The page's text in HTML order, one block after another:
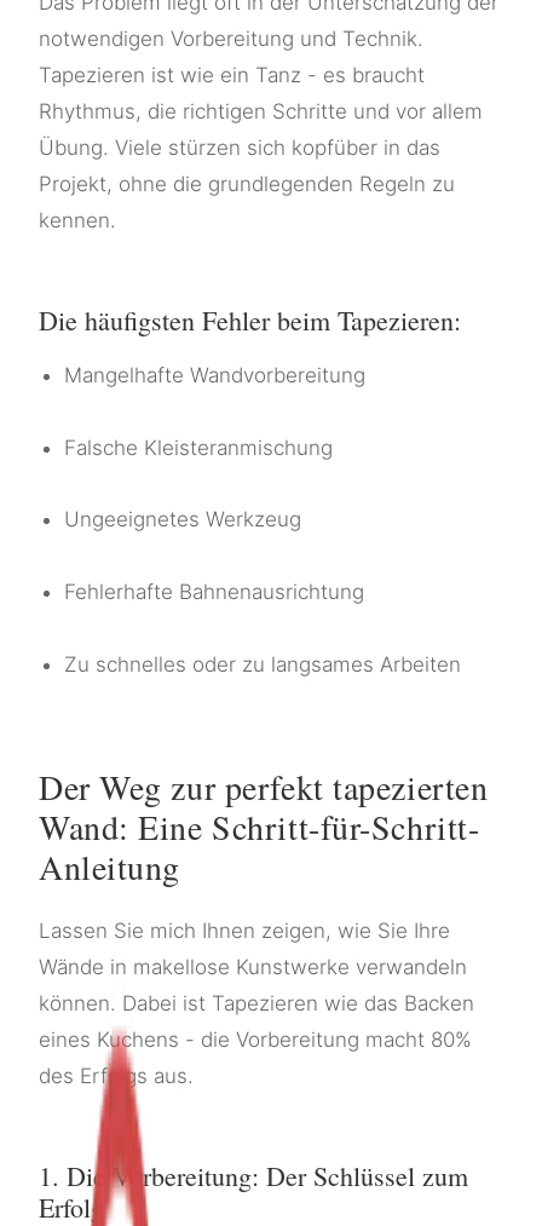
notwendigen Vorbereitung und Technik.
Tapezieren ist wie ein Tanz - es braucht
Rhythmus, die richtigen Schritte und vor allem
Übung. Viele stürzen sich kopfüber in das
Projekt, ohne die grundlegenden Regeln zu
kennen.
Die häufigsten Fehler beim Tapezieren:
Mangelhafte Wandvorbereitung
Falsche Kleisteranmischung
Ungeeignetes Werkzeug
Fehlerhafte Bahnenausrichtung
Zu schnelles oder zu langsames Arbeiten
Der Weg zur perfekt tapezierten
Wand: Eine Schritt-für-Schritt-
Anleitung
Lassen Sie mich Ihnen zeigen, wie Sie Ihre
Wände in makellose Kunstwerke verwandeln
können. Dabei ist Tapezieren wie das Backen
eines Kuchens - die Vorbereitung macht 80%
des Erfolgs aus.
1. Die Vorbereitung: Der Schlüssel zum
Erfolg